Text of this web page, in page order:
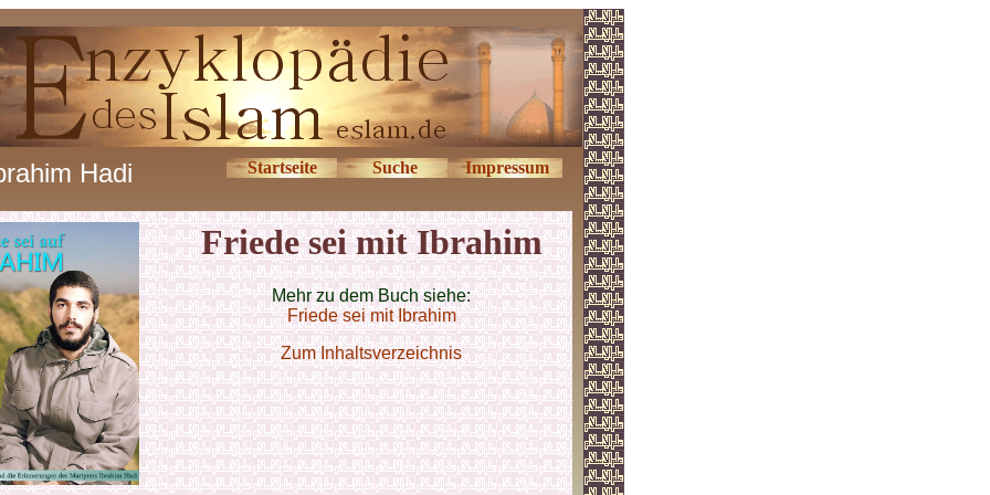
Hadi Startseite Suche Impressum
Friede sei mit Ibrahim
Mehr zu dem Buch siehe:
Friede sei mit Ibrahim
Zum Inhaltsverzeichnis